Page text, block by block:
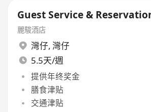
Guest Service &
麗駿酒店
灣仔, 灣仔
5.5天/週
提供年终奖金
膳食津贴
交通津贴